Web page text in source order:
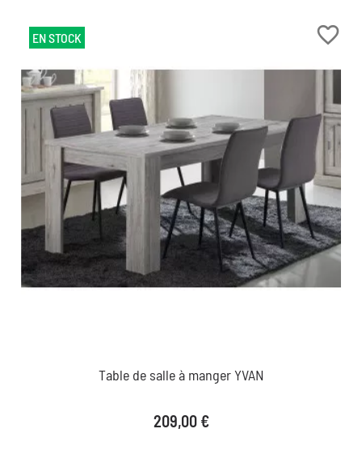
favorite_border
Table de salle à manger YVAN
Prix
209,00 €
EN STOCK